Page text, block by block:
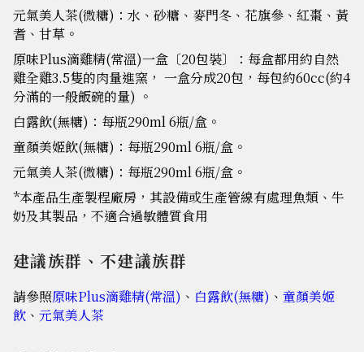
元氣美人茶(微糖)：水、砂糖、麥門冬、花旗參、紅棗、黃
耆、甘草。
原味Plus滴雞精(常溫)一盒〔20包裝〕：每盒都用約自然
雞全雞3.5隻的肉量進窯， 一盒分成20包，每包約60cc(約4
分滿的一般飯碗的量) 。
白露飲(無糖)：每瓶290ml 6瓶/盒。
童顏美姬飲(無糖)：每瓶290ml 6瓶/盒。
元氣美人茶(微糖)：每瓶290ml 6瓶/盒。
*本產品生產製程廠房，其設備或生產管線有處理魚類、牛
奶及其製品，不適合過敏體質食用
建議族群、不建議族群
請參照原味Plus滴雞精(常溫) 、 白露飲(無糖) 、 童顏美姬
飲 、 元氣美人茶